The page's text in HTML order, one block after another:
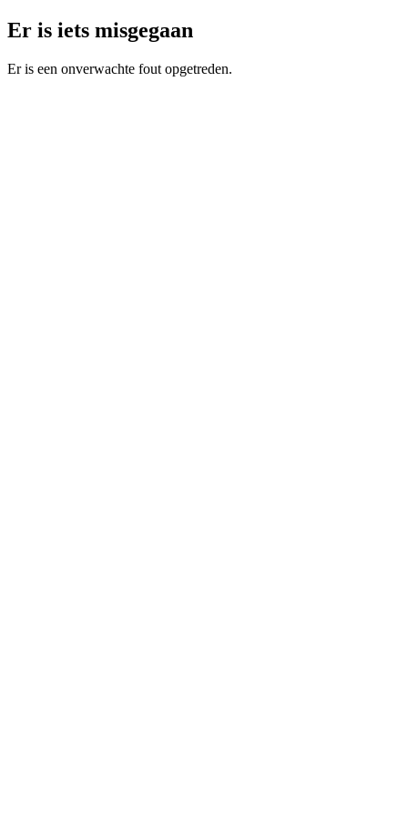
Er is iets misgegaan
Er is een onverwachte fout opgetreden.